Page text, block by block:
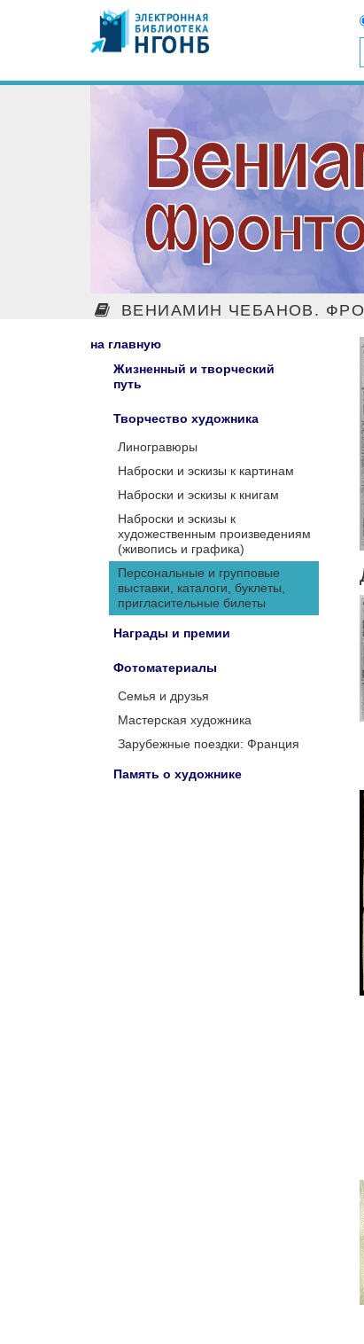
ВЕНИАМИН ЧЕБАНОВ.
на главную
Жизненный и творческий
путь
Творчество художника
Линогравюры
Наброски и эскизы к картинам
Наброски и эскизы к книгам
Наброски и эскизы к
художественным произведениям
(живопись и графика)
Персональные и групповые
выставки, каталоги, буклеты,
пригласительные билеты
Награды и премии
Фотоматериалы
Семья и друзья
Мастерская художника
Зарубежные поездки: Франция
Память о художнике